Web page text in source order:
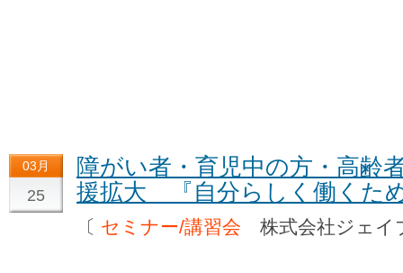
03月
25
障がい者・育児中の方・高齢
援拡大 『自分らしく働くた
〔 セミナー/講習会 株式会社ジェ